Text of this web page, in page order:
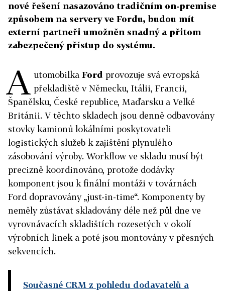
nové řešení nasazováno tradičním on-premise
způsobem na servery ve Fordu, budou mít
externí partneři umožněn snadný a přitom
zabezpečený přístup do systému.
A utomobilka Ford provozuje svá evropská
překladiště v Německu, Itálii, Francii,
Španělsku, České republice, Maďarsku a Velké
Británii. V těchto skladech jsou denně odbavovány
stovky kamionů lokálními poskytovateli
logistických služeb k zajištění plynulého
zásobování výroby. Workflow ve skladu musí být
precizně koordinováno, protože dodávky
komponent jsou k finální montáži v továrnách
Ford dopravovány „just-in-time“. Komponenty by
neměly zůstávat skladovány déle než půl dne ve
vyrovnávacích skladištích rozesetých v okolí
výrobních linek a poté jsou montovány v přesných
sekvencích.
Současné CRM z pohledu dodavatelů a